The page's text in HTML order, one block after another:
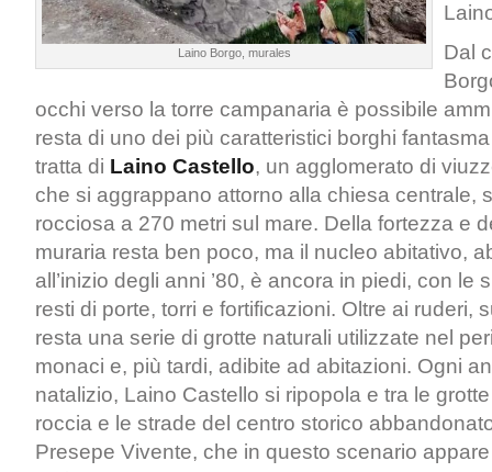
Laino Borgo, murales
Dal
occhi verso la torre campanaria è possibile
resta di uno dei più caratteristici borghi
tratta di Laino Castello, un agglomerato di
che si aggrappano attorno alla chiesa centrale,
rocciosa a 270 metri sul mare. Della fortezza e
muraria resta ben poco, ma il nucleo abitativo,
all’inizio degli anni ’80, è ancora in piedi, con le
resti di porte, torri e fortificazioni. Oltre ai ruderi,
resta una serie di grotte naturali utilizzate nel
monaci e, più tardi, adibite ad abitazioni. Ogni
natalizio, Laino Castello si ripopola e tra le
roccia e le strade del centro storico
Presepe Vivente, che in questo scenario